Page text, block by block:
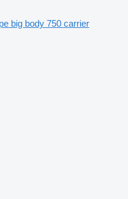
big body 750 carrier